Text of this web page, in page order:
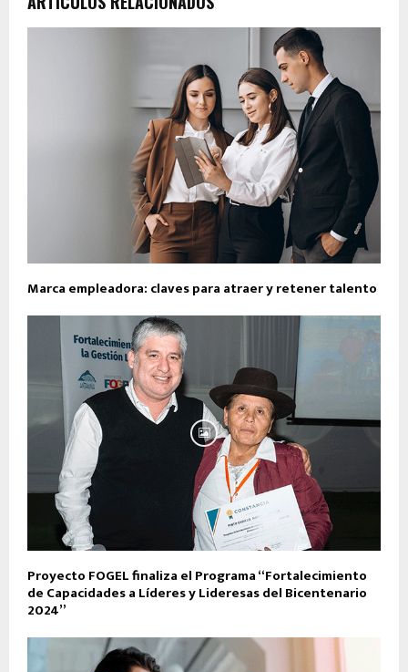
Marca empleadora: claves para atraer y retener talento
Proyecto FOGEL finaliza el Programa “Fortalecimiento
de Capacidades a Líderes y Lideresas del Bicentenario
2024”